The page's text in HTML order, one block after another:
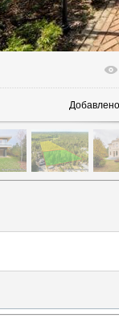
В
Добавлено